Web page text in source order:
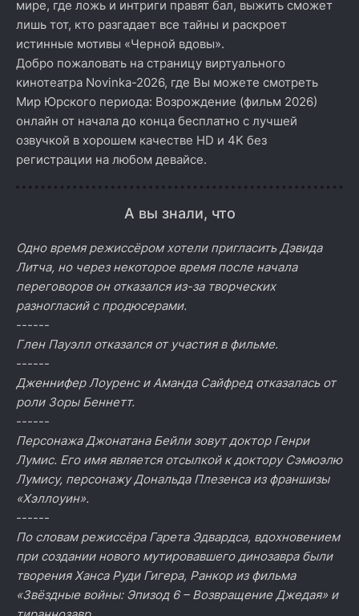
мире, где ложь и интриги правят бал, выжить сможет
лишь тот, кто разгадает все тайны и раскроет
истинные мотивы «Черной вдовы».
Добро пожаловать на страницу виртуального
кинотеатра Novinka-2026, где Вы можете смотреть
Мир Юрского периода: Возрождение (фильм 2026)
онлайн от начала до конца бесплатно с лучшей
озвучкой в хорошем качестве HD и 4K без
регистрации на любом девайсе.
А вы знали, что
Одно время режиссёром хотели пригласить Дэвида
Литча, но через некоторое время после начала
переговоров он отказался из-за творческих
разногласий с продюсерами.
------
Глен Пауэлл отказался от участия в фильме.
------
Дженнифер Лоуренс и Аманда Сайфред отказалась от
роли Зоры Беннетт.
------
Персонажа Джонатана Бейли зовут доктор Генри
Лумис. Его имя является отсылкой к доктору Сэмюэлю
Лумису, персонажу Дональда Плезенса из франшизы
«Хэллоуин».
------
По словам режиссёра Гарета Эдвардса, вдохновением
при создании нового мутировавшего динозавра были
творения Ханса Руди Гигера, Ранкор из фильма
«Звёздные войны: Эпизод 6 – Возвращение Джедая» и